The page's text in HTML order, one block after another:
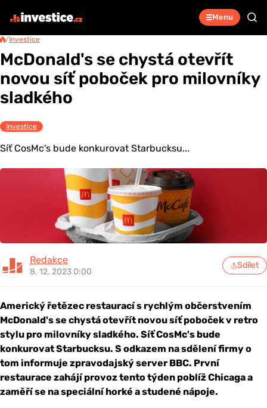
Menu
/Investice
McDonald's se chystá otevřít
novou síť poboček pro milovníky
sladkého
Investice
Síť CosMc's bude konkurovat Starbucksu...
Redakce
8. 12. 2023 0:00
Sdílet
Americký řetězec restaurací s rychlým občerstvením
McDonald's se chystá otevřít novou síť poboček v retro
stylu pro milovníky sladkého. Síť CosMc's bude
konkurovat Starbucksu. S odkazem na sdělení firmy o
tom informuje zpravodajský server BBC. První
restaurace zahájí provoz tento týden poblíž Chicaga a
zaměří se na speciální horké a studené nápoje.